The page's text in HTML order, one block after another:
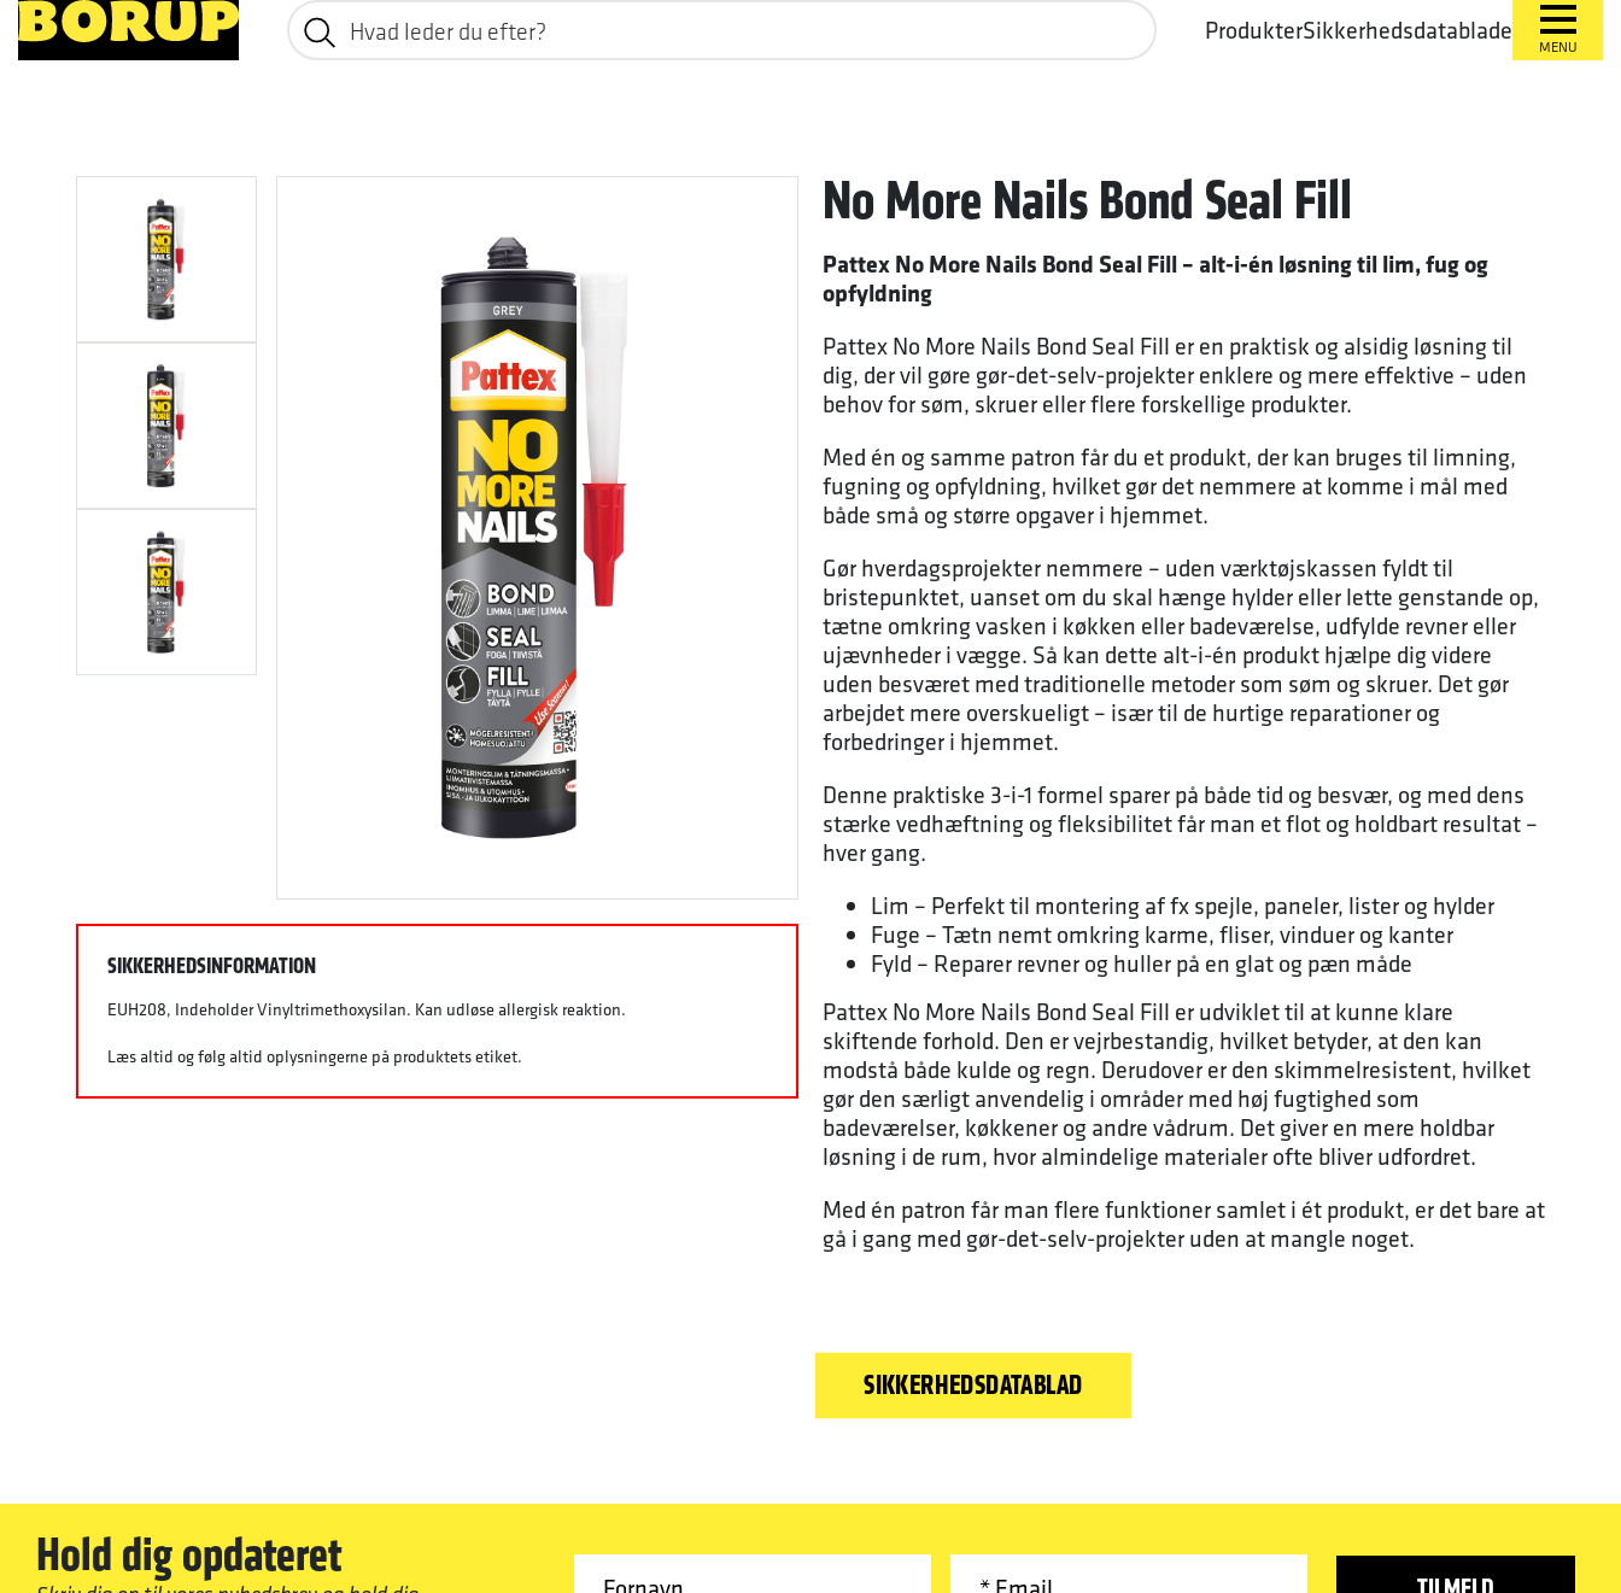
ProdukterSikkerhedsdatablade
MENU
No More Nails Bond Seal Fill
Pattex No More Nails Bond Seal Fill – alt-i-én løsning til lim, fug og
opfyldning
Pattex No More Nails Bond Seal Fill er en praktisk og alsidig løsning til
dig, der vil gøre gør-det-selv-projekter enklere og mere effektive – uden
behov for søm, skruer eller flere forskellige produkter.
Med én og samme patron får du et produkt, der kan bruges til limning,
fugning og opfyldning, hvilket gør det nemmere at komme i mål med
både små og større opgaver i hjemmet.
Gør hverdagsprojekter nemmere – uden værktøjskassen fyldt til
bristepunktet, uanset om du skal hænge hylder eller lette genstande op,
tætne omkring vasken i køkken eller badeværelse, udfylde revner eller
ujævnheder i vægge. Så kan dette alt-i-én produkt hjælpe dig videre
uden besværet med traditionelle metoder som søm og skruer. Det gør
arbejdet mere overskueligt – især til de hurtige reparationer og
forbedringer i hjemmet.
Denne praktiske 3-i-1 formel sparer på både tid og besvær, og med dens
stærke vedhæftning og fleksibilitet får man et flot og holdbart resultat –
hver gang.
Lim – Perfekt til montering af fx spejle, paneler, lister og hylder
Fuge – Tætn nemt omkring karme, fliser, vinduer og kanter
Fyld – Reparer revner og huller på en glat og pæn måde
Pattex No More Nails Bond Seal Fill er udviklet til at kunne klare
skiftende forhold. Den er vejrbestandig, hvilket betyder, at den kan
modstå både kulde og regn. Derudover er den skimmelresistent, hvilket
gør den særligt anvendelig i områder med høj fugtighed som
badeværelser, køkkener og andre vådrum. Det giver en mere holdbar
løsning i de rum, hvor almindelige materialer ofte bliver udfordret.
Med én patron får man flere funktioner samlet i ét produkt, er det bare at
gå i gang med gør-det-selv-projekter uden at mangle noget.
SIKKERHEDSDATABLAD
SIKKERHEDSINFORMATION
EUH208, Indeholder Vinyltrimethoxysilan. Kan udløse allergisk reaktion.
Læs altid og følg altid oplysningerne på produktets etiket.
Hold dig opdateret